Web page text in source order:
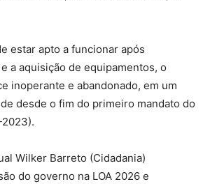
estar apto a funcionar após
a aquisição de equipamentos, o
inoperante e abandonado, em um
desde o fim do primeiro mandato do
Wilker Barreto (Cidadania)
do governo na LOA 2026 e